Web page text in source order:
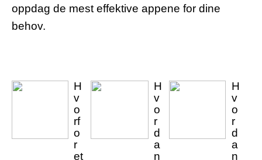
oppdag de mest effektive appene for dine
behov.
H
v
o
rf
o
r
et
H
v
o
r
d
a
n
H
v
o
r
d
a
n